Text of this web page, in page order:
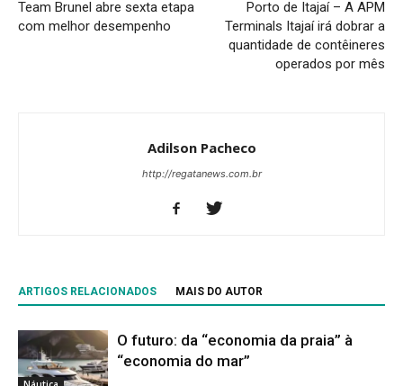
Team Brunel abre sexta etapa
com melhor desempenho
Porto de Itajaí – A APM
Terminals Itajaí irá dobrar a
quantidade de contêineres
operados por mês
Adilson Pacheco
http://regatanews.com.br
ARTIGOS RELACIONADOS MAIS DO AUTOR
O futuro: da “economia da praia” à
“economia do mar”